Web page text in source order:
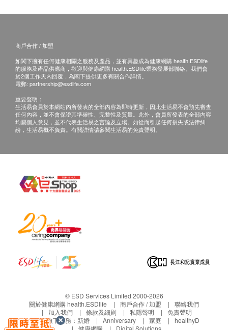
可隨餐或於餐後服用。可直接食用或加入牛奶、果汁
淨水、果糖、檸檬酸鈣、檸檬酸鎂、穩定劑（黃原
膠）、酸度調節劑（檸檬酸）、維他命C（抗壞血
酸）、天然香桃及芒果香料、防腐劑（山梨酸鉀）、
色素（天然胡蘿蔔素、天然紅甘藍菜汁）、檸檬酸
鋅、維他命D3（膽鈣化醇）
當顧客收取已訂購之貨品時，有責任檢查貨品是否
退換產品必須包裝完整，如退換之產品有任何殘缺
或過期退回，供應商有權不受理。
如有其他損壞或遺漏查詢，顧客必須保留有效收據
正本，並於送貨後3個工作天內按下列方式聯絡健
康網購health.ESDlife客戶服務部跟進。
電郵: support@esdlife.com / 健康網購
商戶合作 / 加盟
如閣下擁有任何健康相關之服務及產品，並有興趣成為健康網購 health.ESDlife
的服務及產品供應商，歡迎與健康網購 health.ESDlife業務發展部聯絡。我們會
於2個工作天內回覆，為閣下提供更多有關合作詳情。
電郵: partnership@esdlife.com
重要聲明：
生活易會員於本網站內所發表的全部內容為即時更新，因此生活易不會預先審查
任何內容，並不會保證其準確性、完整性及質量。此外，會員所發表的全部內容
均屬個人意見，並不代表生活易之言論及立場。如從而引起任何損失或法律糾
紛，生活易概不負責。有關詳情請參閱生活易的免責聲明。
© ESD Services Limited 2000-2026
關於健康網購 health.ESDlife
商戶合作 / 加盟
聯絡我們
加入我們
條款及細則 私隱聲明
免責聲明
生活易旗下業務： 新婚 Anniversary 家庭
healthyD
健康網購
Digital Solutions